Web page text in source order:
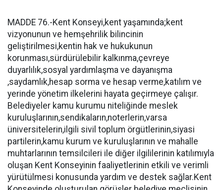
MADDE 76.-Kent Konseyi,kent yaşamında;kent
vizyonunun ve hemşehrilik bilincinin
geliştirilmesi,kentin hak ve hukukunun
korunması,sürdürülebilir kalkınma,çevreye
duyarlılık,sosyal yardımlaşma ve dayanışma
,saydamlık,hesap sorma ve hesap verme,katılım ve
yerinde yönetim ilkelerini hayata geçirmeye çalışır.
Belediyeler kamu kurumu niteliğinde meslek
kuruluşlarının,sendikaların,noterlerin,varsa
üniversitelerin,ilgili sivil toplum örgütlerinin,siyasi
partilerin,kamu kurum ve kuruluşlarının ve mahalle
muhtarlarının temsilcileri ile diğer ilgililerinin katılımıyla
oluşan Kent Konseyinin faaliyetlerinin etkili ve verimli
yürütülmesi konusunda yardım ve destek sağlar.Kent